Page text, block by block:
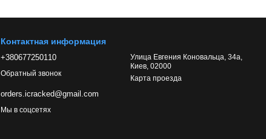
Контактная информация
+380677250110
Обратный звонок
orders.icracked@gmail.com
Улица Евгения Коновальца, 34а,
Киев, 02000
Карта проезда
Мы в соцсетях